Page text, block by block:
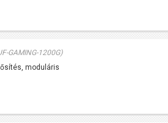
GAMING-1200G)
moduláris